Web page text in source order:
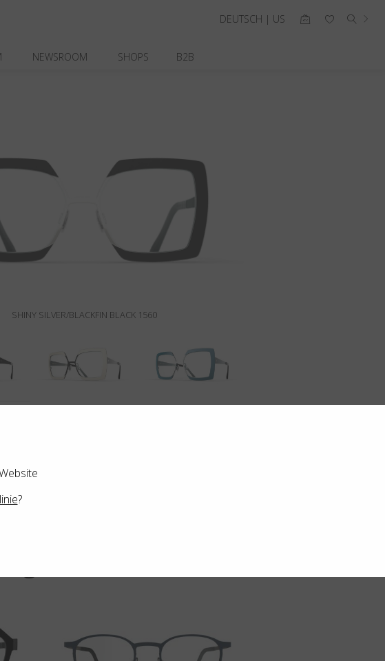
NEWSROOM SHOPS B2B
DEUTSCH | US
SHINY SILVER/BLACKFIN BLACK 1560
?